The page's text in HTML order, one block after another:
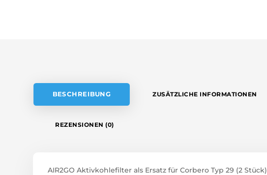
BESCHREIBUNG ZUSÄTZLICHE INFORMATIONEN
REZENSIONEN (0)
AIR2GO Aktivkohlefilter als Ersatz für Corbero Typ 29 (2 Stück)